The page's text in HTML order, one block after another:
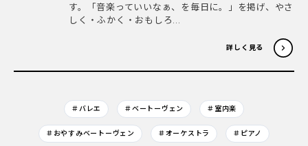
す。「音楽っていいなぁ、を毎日に。」を掲げ、やさ
しく・ふかく・おもしろ...
詳しく見る
＃バレエ ＃ベートーヴェン ＃室内楽
＃おやすみベートーヴェン ＃オーケストラ ＃ピアノ